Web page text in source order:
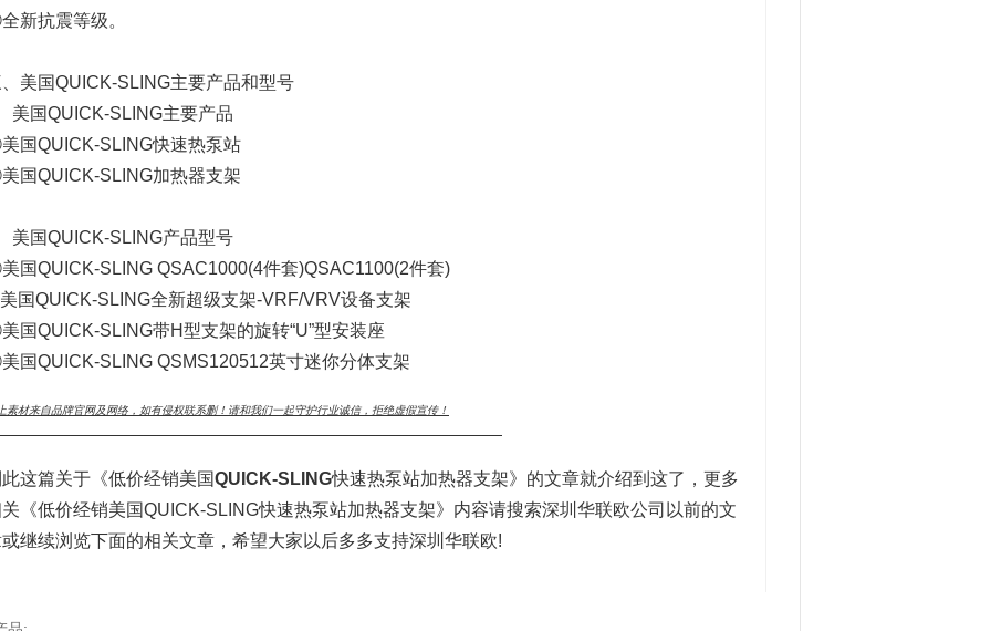
新抗震等级。
美国QUICK-SLING主要产品和型号
美国QUICK-SLING主要产品
国QUICK-SLING快速热泵站
国QUICK-SLING加热器支架
美国QUICK-SLING产品型号
国QUICK-SLING QSAC1000(4件套)QSAC1100(2件套)
国QUICK-SLING全新超级支架-VRF/VRV设备支架
国QUICK-SLING带H型支架的旋转“U”型安装座
国QUICK-SLING QSMS120512英寸迷你分体支架
素材来自品牌官网及网络，如有侵权联系删！请和我们一起守护行业诚信，拒绝虚假宣传！
这篇关于《低价经销美国QUICK-SLING快速热泵站加热器支架》的文章就介绍到这了，更多
《低价经销美国QUICK-SLING快速热泵站加热器支架》内容请搜索深圳华联欧公司以前的文
继续浏览下面的相关文章，希望大家以后多多支持深圳华联欧!